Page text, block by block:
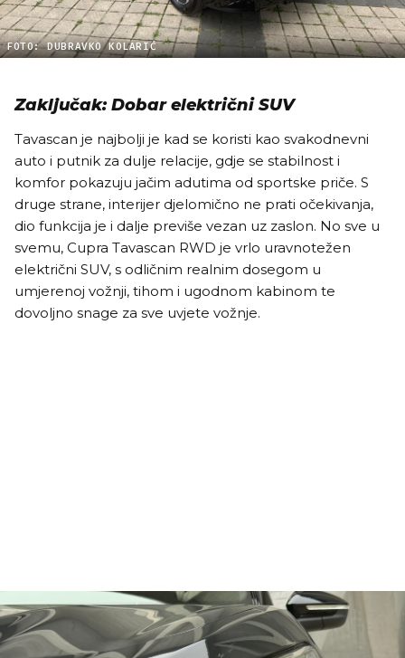
FOTO: DUBRAVKO KOLARIĆ
Zaključak: Dobar električni SUV
Tavascan je najbolji je kad se koristi kao svakodnevni
auto i putnik za dulje relacije, gdje se stabilnost i
komfor pokazuju jačim adutima od sportske priče. S
druge strane, interijer djelomično ne prati očekivanja,
dio funkcija je i dalje previše vezan uz zaslon. No sve u
svemu, Cupra Tavascan RWD je vrlo uravnotežen
električni SUV, s odličnim realnim dosegom u
umjerenoj vožnji, tihom i ugodnom kabinom te
dovoljno snage za sve uvjete vožnje.